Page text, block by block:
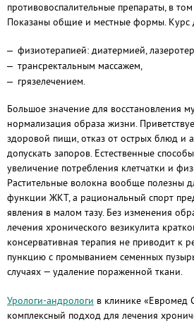
противовоспалительные препараты, в
Показаны общие и местные формы. Курс
физиотерапией: диатермией,
трансректальным массажем,
грязелечением.
Большое значение для восстановления
нормализация образа жизни.
здоровой пищи, отказ от острых блюд и
допускать запоров. Естественные
увеличение потребления клетчатки и
Растительные волокна вообще полезны
функции ЖКТ, а рациональный спорт
явления в малом тазу. Без изменения
лечения хронического везикулита
консервативная терапия не приводит к
пункцию с промыванием семенных
случаях — удаление пораженной ткани.
Урологи-андрологи в клинике «Евромед
комплексный подход для лечения